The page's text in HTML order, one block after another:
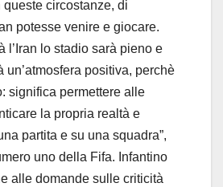
circostanze, di
potesse venire e giocare.
l’Iran lo stadio sarà pieno e
un’atmosfera positiva, perchè
significa permettere alle
la propria realtà e
partita e su una squadra”,
uno della Fifa. Infantino
alle domande sulle criticità